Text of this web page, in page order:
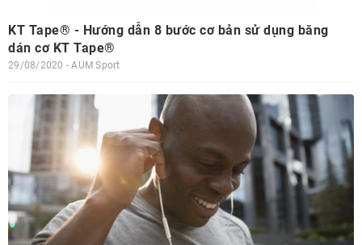
KT Tape® - Hướng dẫn 8 bước cơ bản sử dụng băng
dán cơ KT Tape®
29/08/2020 - AUM Sport